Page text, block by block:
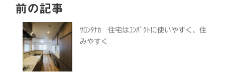
前の記事
ｻﾛﾝﾀﾅｶ 住宅はｺﾝﾊﾟｸﾄに使いやすく、住
みやすく